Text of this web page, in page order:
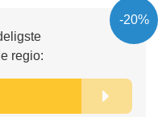
-20%
regio: